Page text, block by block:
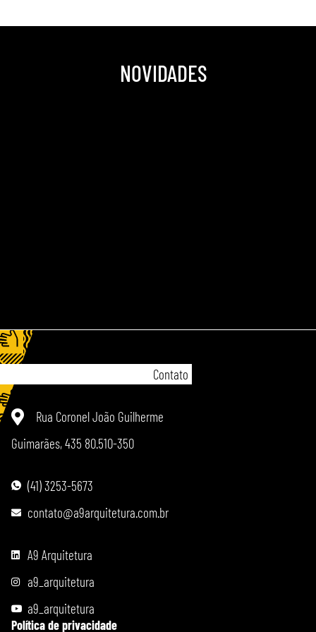
NOVIDADES
Contato
Rua Coronel João Guilherme
Guimarães, 435 80.510-350
(41) 3253-5673
contato@a9arquitetura.com.br
A9 Arquitetura
a9_arquitetura
a9_arquitetura
Política de privacidade